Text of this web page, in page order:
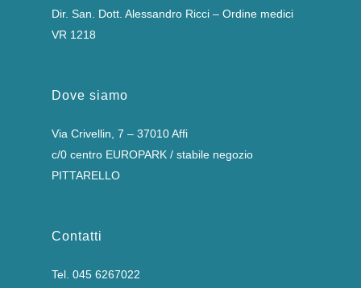
Dir. San. Dott. Alessandro Ricci – Ordine medici
VR 1218
Dove siamo
Via Crivellin, 7 – 37010 Affi
c/0 centro EUROPARK / stabile negozio
PITTARELLO
Contatti
Tel. 045 6267022